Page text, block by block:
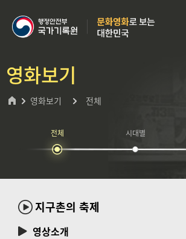
영화보기
영화보기 전체
전체 시대별
지구촌의 축제
영상소개